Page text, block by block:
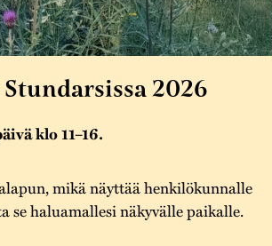
2026
klo 11–16.
mikä näyttää henkilökunnalle
se haluamallesi näkyvälle paikalle.